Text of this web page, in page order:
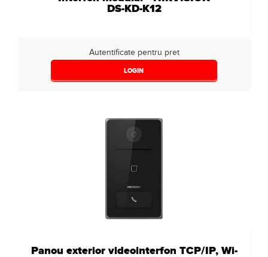
DS-KD-K12
Autentificate pentru pret
LOGIN
Panou exterior videointerfon TCP/IP, Wi-